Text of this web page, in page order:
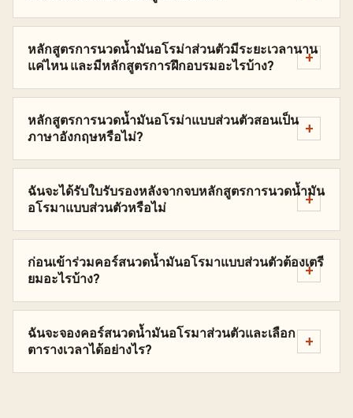
หลักสูตรการนวดน้ำมันอโรม่าส่วนตัวมีระยะเวลานาน
แค่ไหน และมีหลักสูตรการฝึกอบรมอะไรบ้าง?
หลักสูตรการนวดน้ำมันอโรม่าแบบส่วนตัวสอนเป็น
ภาษาอังกฤษหรือไม่?
ฉันจะได้รับใบรับรองหลังจากจบหลักสูตรการนวดน้ำมัน
อโรมาแบบส่วนตัวหรือไม่
ก่อนเข้าร่วมคอร์สนวดน้ำมันอโรมาแบบส่วนตัวต้องเตรี
ยมอะไรบ้าง?
ฉันจะจองคอร์สนวดน้ำมันอโรมาส่วนตัวและเลือก
ตารางเวลาได้อย่างไร?